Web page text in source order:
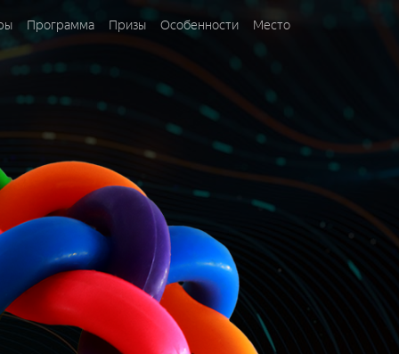
Программа Призы Особенности Место